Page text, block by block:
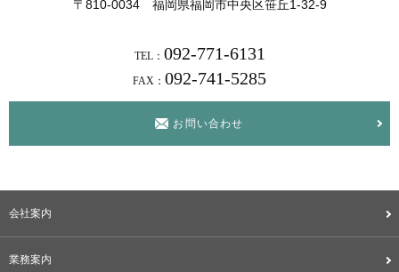
〒810-0034 福岡県福岡市中央区笹丘1-32-9
TEL： 092-771-6131
FAX： 092-741-5285
お問い合わせ
会社案内
業務案内